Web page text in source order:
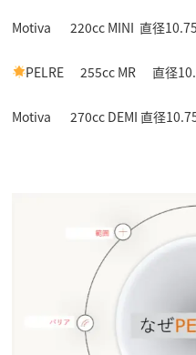
Motiva 220cc MINI 直径
PELRE 255cc MR 直径
Motiva 270cc DEMI 直径